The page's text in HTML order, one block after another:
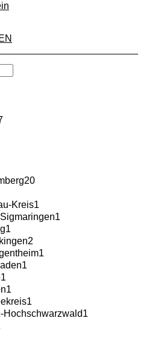
20
Kreis1
1
1
2
1
1
1
1
1
Hochschwarzwald1